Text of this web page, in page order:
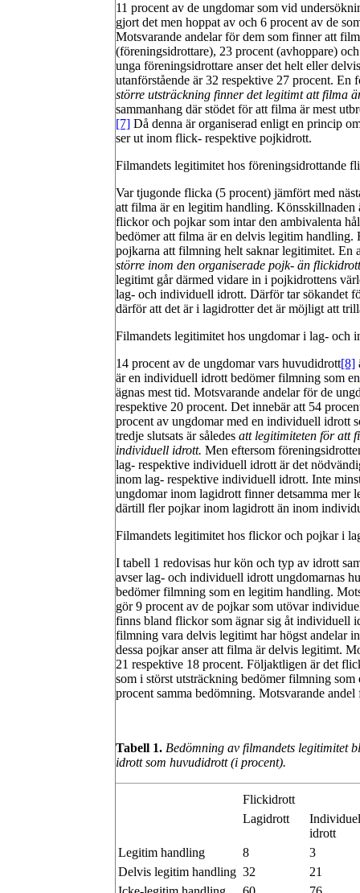
11 procent av de ungdomar som vid
gjort det men hoppat av och 6 procent av de
Motsvarande andelar för dem som finner att
(föreningsidrottare), 23 procent (avhoppare)
unga föreningsidrottare anser det helt eller
utanförstående är 32 respektive 27 procent. En
större utsträckning finner det legitimt att filma
sammanhang där stödet för att filma är mest
[7] Då denna är organiserad enligt en princip
ser ut inom flick- respektive pojkidrott.
Filmandets legitimitet hos föreningsidrottande
Var tjugonde flicka (5 procent) jämfört med
att filma är en legitim handling.
flickor och pojkar som intar den ambivalenta
bedömer att filma är en delvis legitim
pojkarna att filmning helt saknar legitimitet. En
större inom den organiserade pojk- än
legitimt går därmed vidare in i pojkidrottens
lag- och individuell idrott. Därför tar sökandet
därför att det är i lagidrotter det är möjligt att
Filmandets legitimitet hos ungdomar i lag- och
14 procent av de ungdomar vars huvudidrott[8]
är en individuell idrott bedömer filmning som
ägnas mest tid. Motsvarande andelar för de
respektive 20 procent. Det innebär att 54
procent av ungdomar med en individuell idrott
tredje slutsats är således att legitimiteten för att
individuell idrott. Men eftersom
lag- respektive individuell idrott är det
inom lag- respektive individuell idrott. Inte
ungdomar inom lagidrott finner detsamma mer
därtill fler pojkar inom lagidrott än inom
Filmandets legitimitet hos flickor och pojkar i
I tabell 1 redovisas hur kön och typ av idrott
avser lag- och individuell idrott ungdomarnas
bedömer filmning som en legitim handling.
gör 9 procent av de pojkar som utövar
finns bland flickor som ägnar sig åt individuell
filmning vara delvis legitimt har högst andelar
dessa pojkar anser att filma är delvis legitimt.
21 respektive 18 procent. Följaktligen är det
som i störst utsträckning bedömer filmning
procent samma bedömning. Motsvarande
Tabell 1. Bedömning av filmandets legitimitet
idrott som huvudidrott (i procent).
Flickidrott
Lagidrott
idrott
Legitim handling
8
3
Delvis legitim handling 32
21